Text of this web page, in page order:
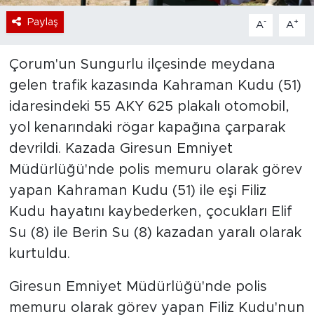
Paylaş A- A+
Çorum'un Sungurlu ilçesinde meydana
gelen trafik kazasında Kahraman Kudu (51)
idaresindeki 55 AKY 625 plakalı otomobil,
yol kenarındaki rögar kapağına çarparak
devrildi. Kazada Giresun Emniyet
Müdürlüğü'nde polis memuru olarak görev
yapan Kahraman Kudu (51) ile eşi Filiz
Kudu hayatını kaybederken, çocukları Elif
Su (8) ile Berin Su (8) kazadan yaralı olarak
kurtuldu.
Giresun Emniyet Müdürlüğü'nde polis
memuru olarak görev yapan Filiz Kudu'nun